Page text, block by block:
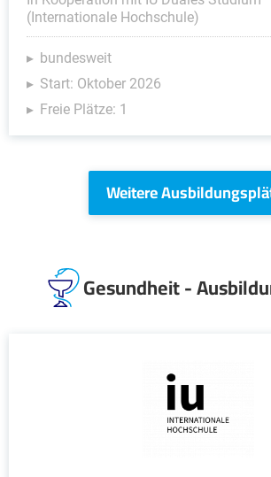
(Internationale Hochschule)
bundesweit
Start: Oktober 2026
Freie Plätze: 1
Weitere
Gesundheit -